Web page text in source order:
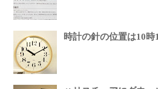
時計の針の位置は10時